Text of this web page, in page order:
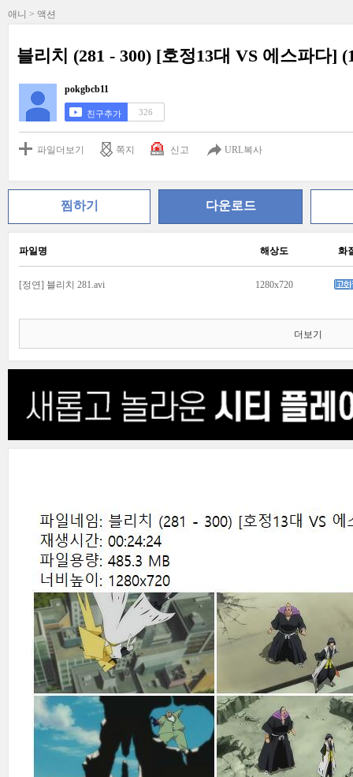
애니 > 액션
블리치 (281 - 300) [호정13대 VS 에스파다]
pokgbcb11
친구추가 326
파일더보기 쪽지 신고 URL복사
찜하기 다운로드
파일명 해상도 화
[정연] 블리치 281.avi 1280x720
더보기